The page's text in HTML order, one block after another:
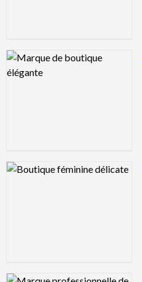
Logo Preview Image
Logo Preview Image